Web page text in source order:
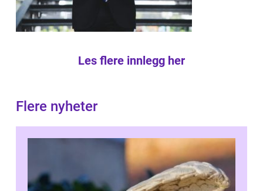
Les flere innlegg her
Flere nyheter